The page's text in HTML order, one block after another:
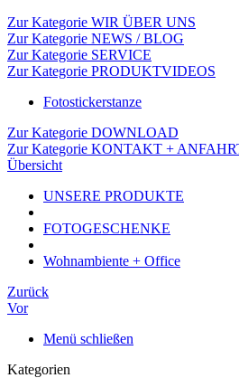
Zur Kategorie WIR ÜBER UNS
Zur Kategorie NEWS / BLOG
Zur Kategorie SERVICE
Zur Kategorie PRODUKTVIDEOS
Fotostickerstanze
Zur Kategorie DOWNLOAD
Zur Kategorie KONTAKT +
Übersicht
UNSERE PRODUKTE
FOTOGESCHENKE
Wohnambiente + Office
Zurück
Vor
Menü schließen
Kategorien